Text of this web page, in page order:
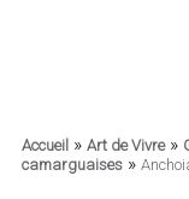
Accueil» Art de Vivre»
camarguaises»